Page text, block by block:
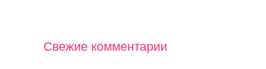
Свежие комментарии